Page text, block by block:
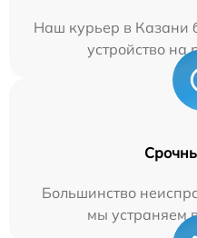
Наш курьер в Казани
устройство на
Большинство
мы устраняем